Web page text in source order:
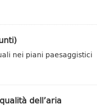
nei piani paesaggistici
dell’aria